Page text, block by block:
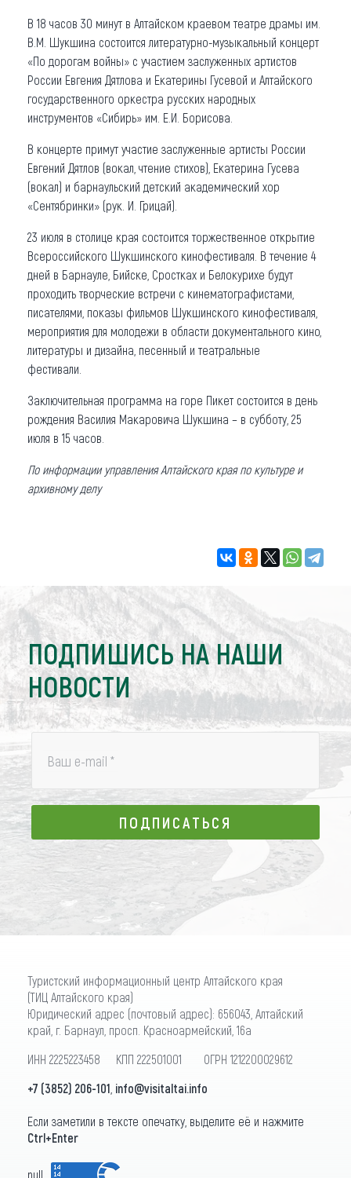
В 18 часов 30 минут в Алтайском краевом театре драмы им.
В.М. Шукшина состоится литературно-музыкальный концерт
«По дорогам войны» с участием заслуженных артистов
России Евгения Дятлова и Екатерины Гусевой и Алтайского
государственного оркестра русских народных
инструментов «Сибирь» им. Е.И. Борисова.
В концерте примут участие заслуженные артисты России
Евгений Дятлов (вокал, чтение стихов), Екатерина Гусева
(вокал) и барнаульский детский академический хор
«Сентябринки» (рук. И. Грицай).
23 июля в столице края состоится торжественное открытие
Всероссийского Шукшинского кинофестиваля. В течение 4
дней в Барнауле, Бийске, Сростках и Белокурихе будут
проходить творческие встречи с кинематографистами,
писателями, показы фильмов Шукшинского кинофестиваля,
мероприятия для молодежи в области документального кино,
литературы и дизайна, песенный и театральные
фестивали.
Заключительная программа на горе Пикет состоится в день
рождения Василия Макаровича Шукшина – в субботу, 25
июля в 15 часов.
По информации управления Алтайского края по культуре и
архивному делу
ПОДПИШИСЬ НА НАШИ
НОВОСТИ
Ваш e-mail *
ПОДПИСАТЬСЯ
ПОДПИСАТЬСЯ
Туристский информационный центр Алтайского края
(ТИЦ Алтайского края)
Юридический адрес (почтовый адрес): 656043, Алтайский
край, г. Барнаул, просп. Красноармейский, 16а
ИНН 2225223458 КПП 222501001 ОГРН 1212200029612
+7 (3852) 206-101 info@visitaltai.info
Если заметили в тексте опечатку, выделите её и нажмите
Ctrl+Enter
null